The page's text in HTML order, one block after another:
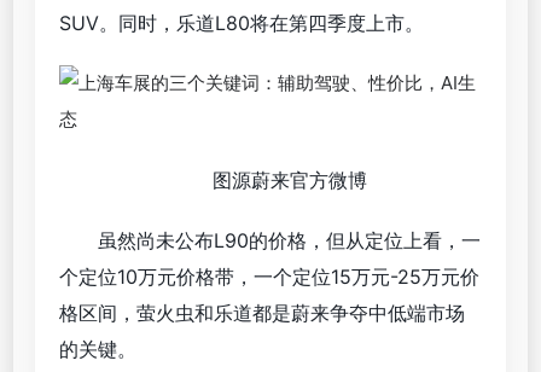
SUV。同时，乐道L80将在第四季度上市。
图源蔚来官方微博
虽然尚未公布L90的价格，但从定位上看，一
个定位10万元价格带，一个定位15万元-25万元价
格区间，萤火虫和乐道都是蔚来争夺中低端市场
的关键。